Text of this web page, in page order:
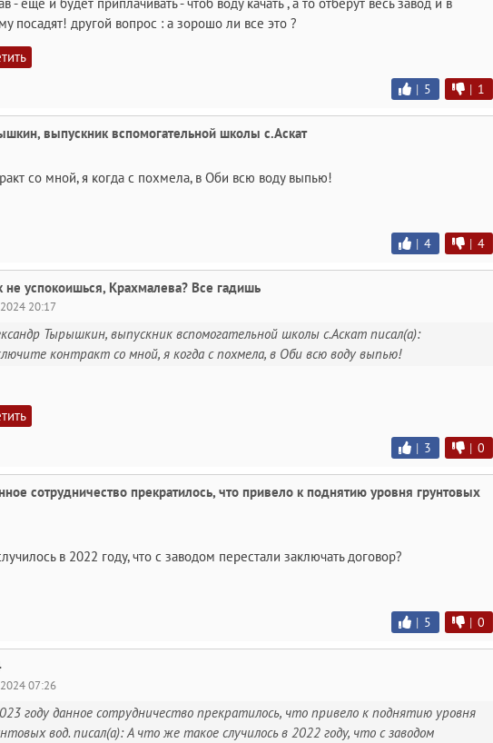
посадят! другой вопрос : а зорошо ли все это ?
| 5 | 1
выпускник вспомогательной школы с.Аскат
со мной, я когда с похмела, в Оби всю воду выпью!
| 4 | 4
не успокоишься, Крахмалева? Все гадишь
20:17
Тырышкин, выпускник вспомогательной школы с.Аскат писал(а):
контракт со мной, я когда с похмела, в Оби всю воду выпью!
| 3 | 0
сотрудничество прекратилось, что привело к поднятию уровня грунтовых
в 2022 году, что с заводом перестали заключать договор?
| 5 | 0
07:26
году данное сотрудничество прекратилось, что привело к поднятию уровня
вод. писал(а): А что же такое случилось в 2022 году, что с заводом